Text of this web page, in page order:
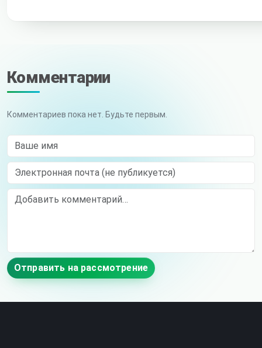
Комментарии
Комментариев пока нет. Будьте первым.
Ваше имя
Электронная почта (не публикуется)
Comment
Отправить на рассмотрение